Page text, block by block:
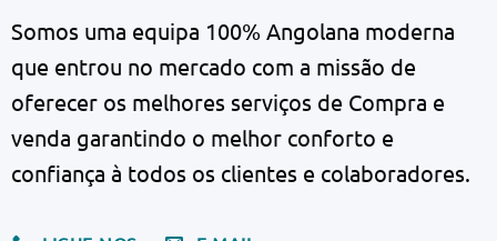
Somos uma equipa 100% Angolana moderna
que entrou no mercado com a missão de
oferecer os melhores serviços de Compra e
venda garantindo o melhor conforto e
confiança à todos os clientes e colaboradores.